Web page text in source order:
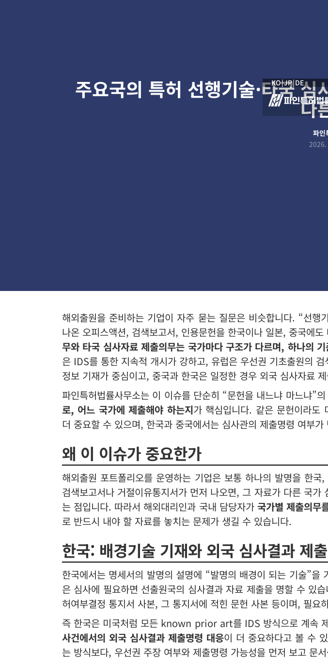
KO|JP|DE
주요국의 특허 선행기술·타국
다
파인
해외출원을 준비하는 기업이 자주 묻는 질문은 비슷합니다. “선
나온 오피스액션, 검색보고서, 인용문헌을 한국이나 일본, 중국에
무와 타국 심사자료 제출의무는 국가마다 구조가 다르며, 하나의
은 IDS를 통한 지속적 개시가 강하고, 유럽은 우선권 기초출원의
정보 기재가 중심이고, 중국과 한국은 일정한 경우 외국 심사자료
파인특허법률사무소는 이 이슈를 단순히 “문헌을 내느냐 마느냐”
로, 어느 국가에 제출해야 하는지가 핵심입니다. 같은 문헌이라도
더 중요할 수 있으며, 한국과 중국에서는 심사관의 제출명령 여부
왜 이 이슈가 중요한가
해외출원 포트폴리오를 운영하는 기업은 보통 하나의 발명을 한
검색보고서나 거절이유통지서가 먼저 나오면, 그 자료가 다른 국
는 점입니다. 따라서 해외대리인과 국내 담당자가 국가별 제출의무
로 반드시 내야 할 자료를 놓치는 문제가 생길 수 있습니다.
한국: 배경기술 기재와 외국 심사결과 제
한국에서는 명세서의 발명의 설명에 “발명의 배경이 되는 기술”
은 심사에 필요하면 선출원국의 심사결과 자료 제출을 명할 수 있
허여부결정 통지서 사본, 그 통지서에 적힌 문헌 사본 등이며, 필요
즉 한국은 미국처럼 모든 known prior art를 IDS 방식으로 계속
사건에서의 외국 심사결과 제출명령 대응이 더 중요하다고 볼 수
는 방식보다, 우선권 주장 여부와 제출명령 가능성을 먼저 보고 문